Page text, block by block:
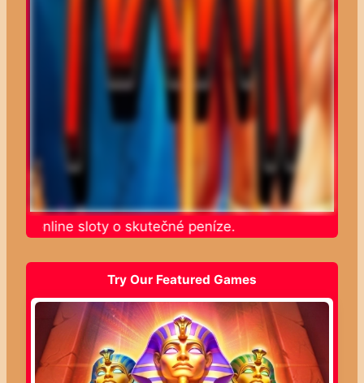
online sloty o skutečné peníze.
Try Our Featured Games